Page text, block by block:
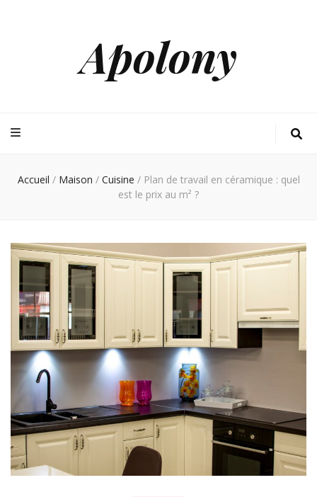
Apolony
Accueil / Maison / Cuisine / Plan de travail en céramique : quel
est le prix au m² ?